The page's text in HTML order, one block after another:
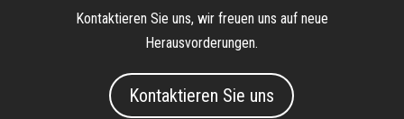
Kontaktieren Sie uns, wir freuen uns auf neue
Herausvorderungen.
Kontaktieren Sie uns